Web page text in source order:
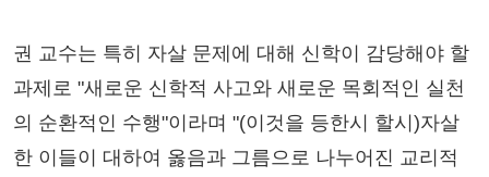
권 교수는 특히 자살 문제에 대해 신학이 감당해야 할
과제로 "새로운 신학적 사고와 새로운 목회적인 실천
의 순환적인 수행"이라며 "(이것을 등한시 할시)자살
한 이들이 대하여 옳음과 그름으로 나누어진 교리적